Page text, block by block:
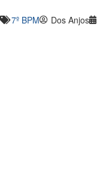
7º BPM Dos Anjos